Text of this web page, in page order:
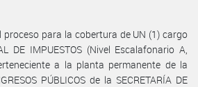
proceso para la cobertura de UN (1) cargo
DE IMPUESTOS (Nivel Escalafonario A,
a la planta permanente de la
PÚBLICOS de la SECRETARÍA DE